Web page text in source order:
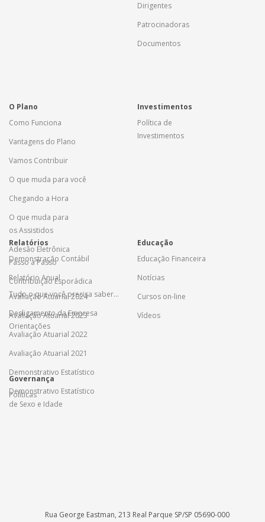
Dirigentes
Patrocinadoras
Documentos
O Plano
Como Funciona
Vantagens do Plano
Vamos Contribuir
O que muda para você
Chegando a Hora
O que muda para
os Assistidos
Adesão Eletrônica
Passo a Passo
Contribuição Esporádica
Tudo o que você precisa saber...
Desligamento da Empresa
Orientações
Investimentos
Política de
Investimentos
Relatórios
Demonstração Contábil
Relatório Anual
Avaliação Atuarial 2024
Avaliação Atuarial 2023
Avaliação Atuarial 2022
Avaliação Atuarial 2021
Demonstrativo Estatístico
Demonstrativo Estatístico
de Sexo e Idade
Educação
Educação Financeira
Notícias
Cursos on-line
Vídeos
Governança
Políticas
Rua George Eastman, 213 Real Parque SP/SP 05690-000